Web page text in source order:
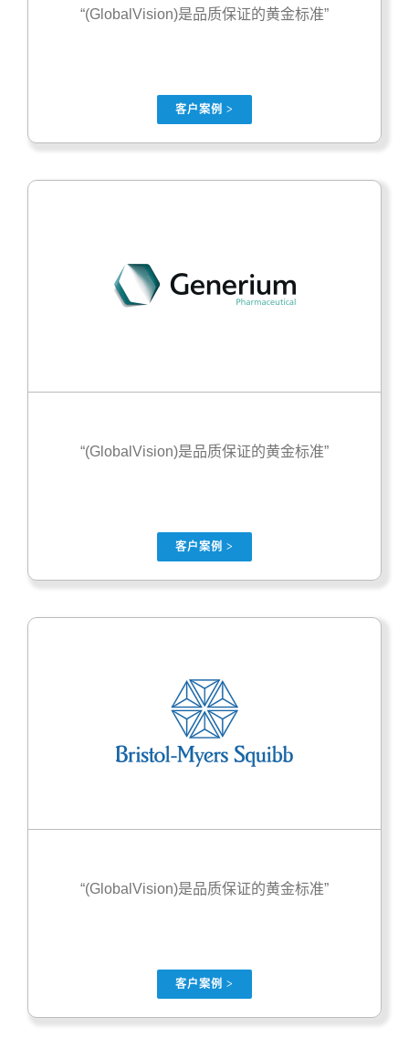
“(GlobalVision)是品质保证的黄金标准”
客户案例 >
“(GlobalVision)是品质保证的黄金标准”
客户案例 >
“(GlobalVision)是品质保证的黄金标准”
客户案例 >